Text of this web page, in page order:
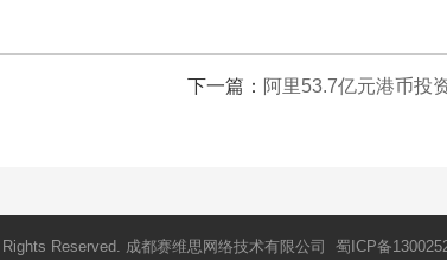
下一篇： 阿里53.7亿元港币投
Reserved. 成都赛维思网络技术有限公司 蜀ICP备